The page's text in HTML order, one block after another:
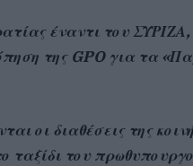
έναντι του
της GPO για τα
οι διαθέσεις της
ταξίδι του